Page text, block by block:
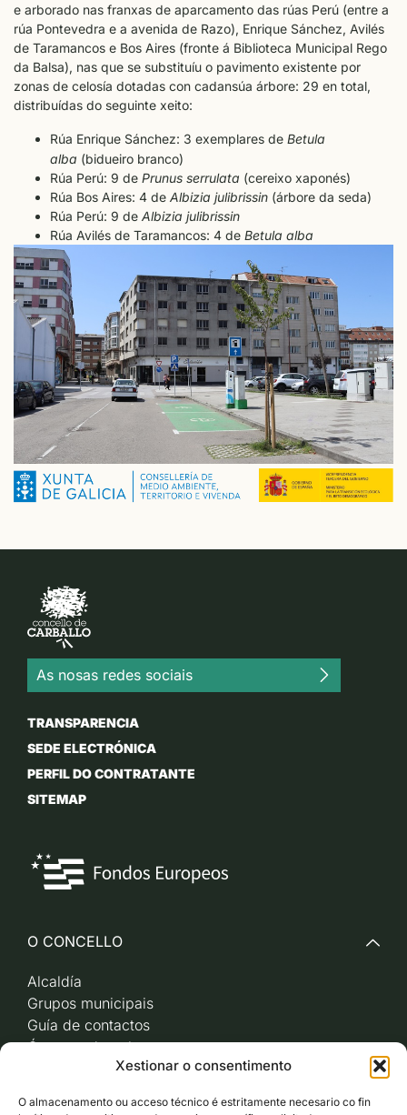
Xestionar o consentimento
O almacenamento ou acceso técnico é estritamente necesario co fin
e arborado nas franxas de aparcamento das rúas Perú (entre a
rúa Pontevedra e a avenida de Razo), Enrique Sánchez, Avilés
de Taramancos e Bos Aires (fronte á Biblioteca Municipal Rego
da Balsa), nas que se substituíu o pavimento existente por
zonas de celosía dotadas con cadansúa árbore: 29 en total,
distribuídas do seguinte xeito:
Rúa Enrique Sánchez: 3 exemplares de Betula
alba (bidueiro branco)
Rúa Perú: 9 de Prunus serrulata (cereixo xaponés)
Rúa Bos Aires: 4 de Albizia julibrissin (árbore da seda)
Rúa Perú: 9 de Albizia julibrissin
Rúa Avilés de Taramancos: 4 de Betula alba
As nosas redes sociais
TRANSPARENCIA
SEDE ELECTRÓNICA
PERFIL DO CONTRATANTE
SITEMAP
O CONCELLO
Alcaldía
Grupos municipais
Guía de contactos
Órganos de goberno
Acceso a videoactas
xunta de goberno local